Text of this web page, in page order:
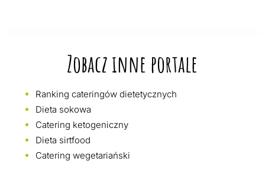
Zobacz inne portale
Ranking cateringów dietetycznych
Dieta sokowa
Catering ketogeniczny
Dieta sirtfood
Catering wegetariański